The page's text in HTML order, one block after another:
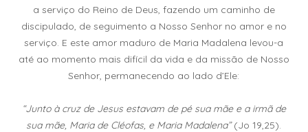
a serviço do Reino de Deus, fazendo um caminho de
discipulado, de seguimento a Nosso Senhor no amor e no
serviço. E este amor maduro de Maria Madalena levou-a
até ao momento mais difícil da vida e da missão de Nosso
Senhor, permanecendo ao lado d’Ele:
“Junto à cruz de Jesus estavam de pé sua mãe e a irmã de
sua mãe, Maria de Cléofas, e Maria Madalena”(Jo 19,25).